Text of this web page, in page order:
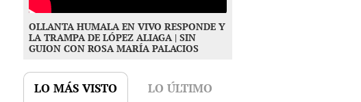
OLLANTA HUMALA EN VIVO RESPONDE Y
LA TRAMPA DE LÓPEZ ALIAGA | SIN
GUION CON ROSA MARÍA PALACIOS
LO MÁS VISTO LO ÚLTIMO